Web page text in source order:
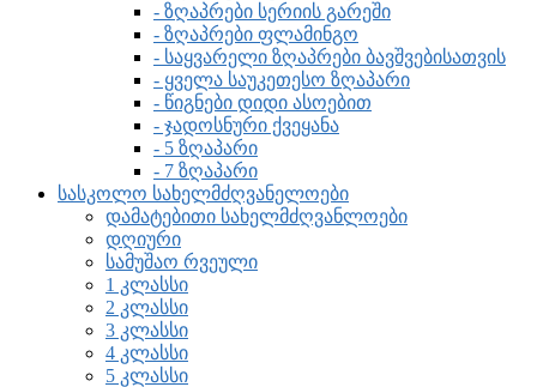
- ზღაპრები სერიის გარეში
- ზღაპრები ფლამინგო
- საყვარელი ზღაპრები ბავშვებისათვის
- ყველა საუკეთესო ზღაპარი
- წიგნები დიდი ასოებით
- ჯადოსნური ქვეყანა
- 5 ზღაპარი
- 7 ზღაპარი
სასკოლო სახელმძღვანელოები
დამატებითი სახელმძღვანლოები
დღიური
სამუშაო რვეული
1 კლასსი
2 კლასსი
3 კლასსი
4 კლასსი
5 კლასსი